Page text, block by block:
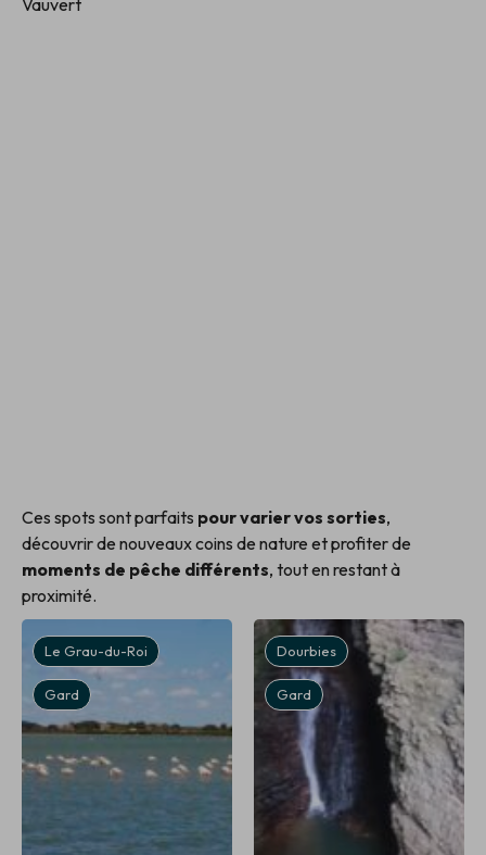
Ces spots sont parfaits pour varier vos sorties,
découvrir de nouveaux coins de nature et profiter de
moments de pêche différents, tout en restant à
proximité.
Le Grau-du-Roi
Gard
Dourbies
Gard